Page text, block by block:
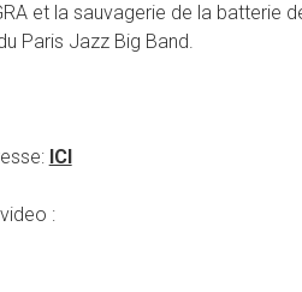
et la sauvagerie de la batterie
Paris Jazz Big Band.
ICI
: